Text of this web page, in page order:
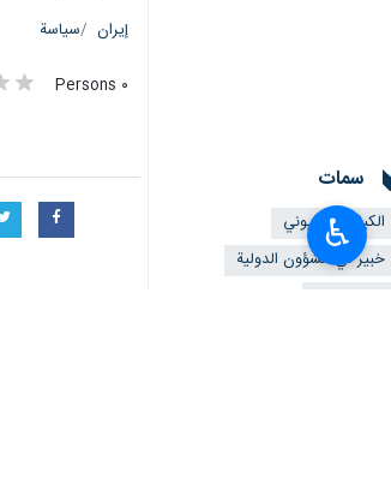
إيران سياسة
٠ Persons
سمات
الکیان الصهیوني
خبير في الشؤون الدولية
♿︎